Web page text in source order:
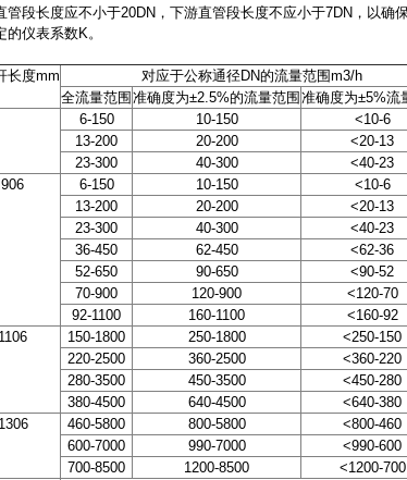
段长度应不小于20DN，下游直管段长度不应小于7DN，以
仪表系数K。
长度mm 对应于公称通径DN的流量范围m3/h
全流量范围 准确度为±2.5%的流量范围 准确度为±5%流
6-150 10-150
<10-6
13-200 20-200
<20-13
23-300 40-300
<40-23
906 6-150 10-150
<10-6
13-200 20-200
<20-13
23-300 40-300
<40-23
36-450 62-450
<62-36
52-650 90-650
<90-52
70-900 120-900
<120-70
92-1100 160-1100
<160-92
1106 150-1800 250-1800
<250-150
220-2500 360-2500
<360-220
280-3500 450-3500
<450-280
380-4500 640-4500
<640-380
1306 460-5800 800-5800
<800-460
600-7000 990-7000
<990-600
700-8500 1200-8500
<1200-700